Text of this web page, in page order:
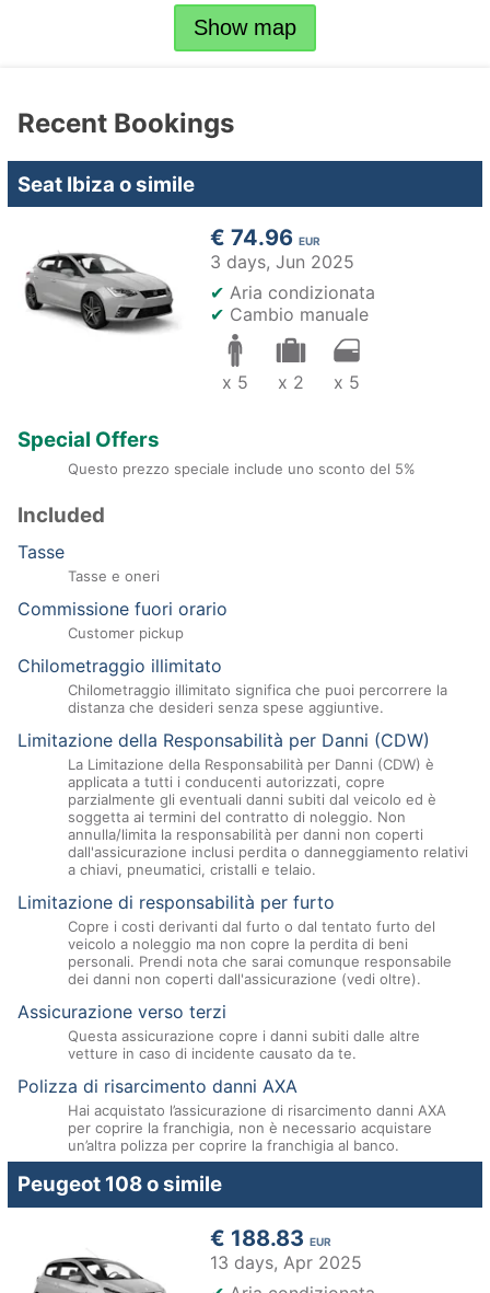
Show map
Recent Bookings
Seat Ibiza o simile
€ 74.96 EUR
3 days, Jun 2025
✔ Aria condizionata
✔ Cambio manuale
x 5 x 2 x 5
Special Offers
Questo prezzo speciale include uno sconto del 5%
Included
Tasse
Tasse e oneri
Commissione fuori orario
Customer pickup
Chilometraggio illimitato
Chilometraggio illimitato significa che puoi percorrere la
distanza che desideri senza spese aggiuntive.
Limitazione della Responsabilità per Danni (CDW)
La Limitazione della Responsabilità per Danni (CDW) è
applicata a tutti i conducenti autorizzati, copre
parzialmente gli eventuali danni subiti dal veicolo ed è
soggetta ai termini del contratto di noleggio. Non
annulla/limita la responsabilità per danni non coperti
dall'assicurazione inclusi perdita o danneggiamento relativi
a chiavi, pneumatici, cristalli e telaio.
Limitazione di responsabilità per furto
Copre i costi derivanti dal furto o dal tentato furto del
veicolo a noleggio ma non copre la perdita di beni
personali. Prendi nota che sarai comunque responsabile
dei danni non coperti dall'assicurazione (vedi oltre).
Assicurazione verso terzi
Questa assicurazione copre i danni subiti dalle altre
vetture in caso di incidente causato da te.
Polizza di risarcimento danni AXA
Hai acquistato l’assicurazione di risarcimento danni AXA
per coprire la franchigia, non è necessario acquistare
un’altra polizza per coprire la franchigia al banco.
Peugeot 108 o simile
€ 188.83 EUR
13 days, Apr 2025